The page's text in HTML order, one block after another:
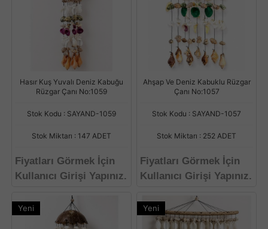
Hasır Kuş Yuvalı Deniz Kabuğu
Rüzgar Çanı No:1059
Stok Kodu : SAYAND-1059
Stok Miktarı : 147 ADET
Fiyatları Görmek İçin
Kullanıcı Girişi Yapınız.
Ahşap Ve Deniz Kabuklu Rüzgar
Çanı No:1057
Stok Kodu : SAYAND-1057
Stok Miktarı : 252 ADET
Fiyatları Görmek İçin
Kullanıcı Girişi Yapınız.
Yeni Yeni